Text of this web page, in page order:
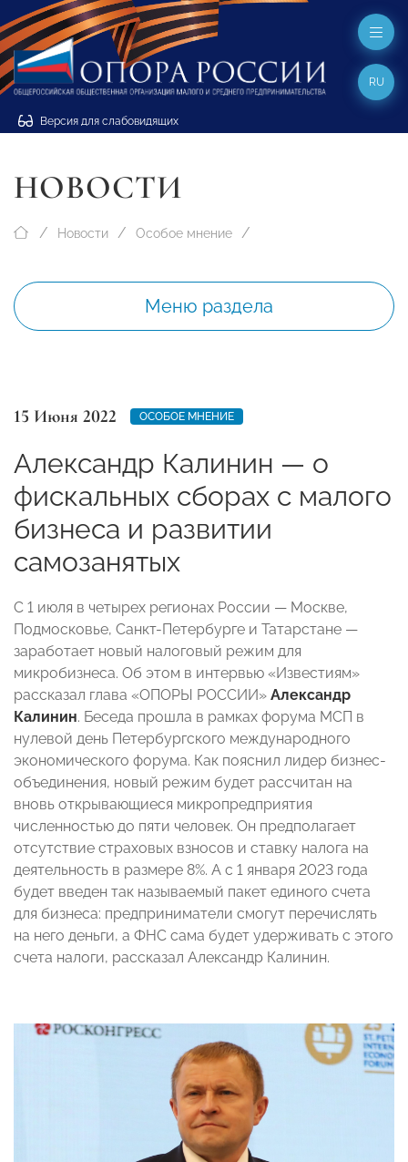
Версия для слабовидящих
RU
НОВОСТИ
Новости Особое мнение
Меню раздела
15 Июня 2022 ОСОБОЕ МНЕНИЕ
Александр Калинин — о
фискальных сборах с малого
бизнеса и развитии
самозанятых
С 1 июля в четырех регионах России — Москве,
Подмосковье, Санкт-Петербурге и Татарстане —
заработает новый налоговый режим для
микробизнеса. Об этом в интервью «Известиям»
рассказал глава «ОПОРЫ РОССИИ» Александр
Калинин. Беседа прошла в рамках форума МСП в
нулевой день Петербургского международного
экономического форума. Как пояснил лидер бизнес-
объединения, новый режим будет рассчитан на
вновь открывающиеся микропредприятия
численностью до пяти человек. Он предполагает
отсутствие страховых взносов и ставку налога на
деятельность в размере 8%. А с 1 января 2023 года
будет введен так называемый пакет единого счета
для бизнеса: предприниматели смогут перечислять
на него деньги, а ФНС сама будет удерживать с этого
счета налоги, рассказал Александр Калинин.